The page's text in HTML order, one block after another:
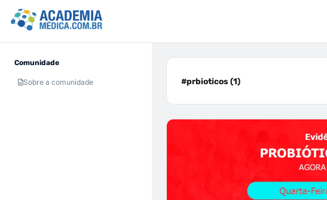
Comunidade
Sobre a comunidade #prbioticos (1)